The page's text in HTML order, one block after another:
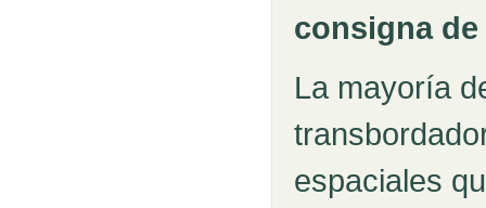
consigna
La mayoría
espaciales